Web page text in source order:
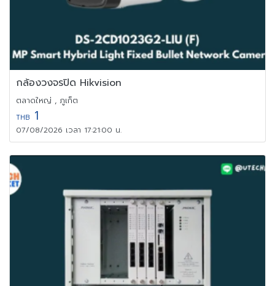
กล้องวงจรปิด Hikvision
ตลาดใหญ่ , ภูเก็ต
THB 1
07/08/2026 เวลา 17:21:00 น.